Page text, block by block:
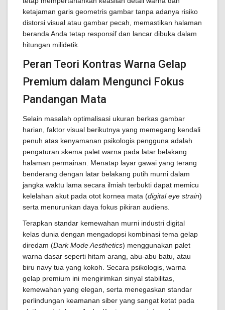
ketajaman garis geometris gambar tanpa adanya risiko
distorsi visual atau gambar pecah, memastikan halaman
beranda Anda tetap responsif dan lancar dibuka dalam
hitungan milidetik.
Peran Teori Kontras Warna Gelap
Premium dalam Mengunci Fokus
Pandangan Mata
Selain masalah optimalisasi ukuran berkas gambar
harian, faktor visual berikutnya yang memegang kendali
penuh atas kenyamanan psikologis pengguna adalah
pengaturan skema palet warna pada latar belakang
halaman permainan. Menatap layar gawai yang terang
benderang dengan latar belakang putih murni dalam
jangka waktu lama secara ilmiah terbukti dapat memicu
kelelahan akut pada otot kornea mata (digital eye strain)
serta menurunkan daya fokus pikiran audiens.
Terapkan standar kemewahan murni industri digital
kelas dunia dengan mengadopsi kombinasi tema gelap
diredam (Dark Mode Aesthetics) menggunakan palet
warna dasar seperti hitam arang, abu-abu batu, atau
biru navy tua yang kokoh. Secara psikologis, warna
gelap premium ini mengirimkan sinyal stabilitas,
kemewahan yang elegan, serta menegaskan standar
perlindungan keamanan siber yang sangat ketat pada